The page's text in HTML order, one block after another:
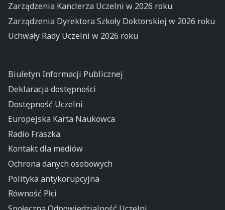
Zarządzenia Kanclerza Uczelni w 2026 roku
Zarządzenia Dyrektora Szkoły Doktorskiej w 2026 roku
Uchwały Rady Uczelni w 2026 roku
Biuletyn Informacji Publicznej
Deklaracja dostępności
Dostępność Uczelni
Europejska Karta Naukowca
Radio Fraszka
Kontakt dla mediów
Ochrona danych osobowych
Polityka antykorupcyjna
Równość Płci